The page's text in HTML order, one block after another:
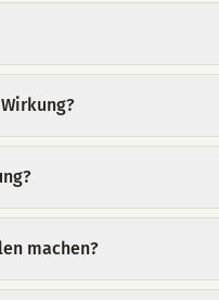
machen?